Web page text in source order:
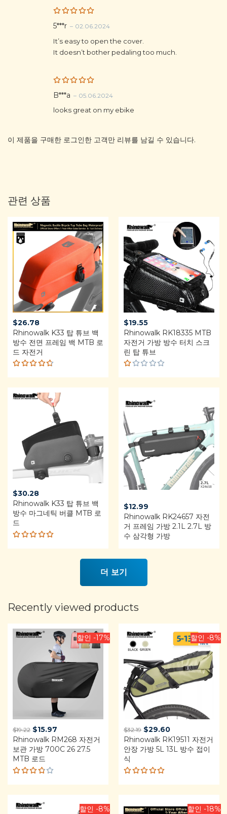
Rated5
5***r – 02.06.2024
It’s easy to open the cover.
It doesn’t bother pedaling too much.
Rated5
B***a – 05.06.2024
looks great on my ebike
이 제품을 구매한 로그인한 고객만 리뷰를 남길 수 있습니다.
관련 상품
$26.78
Rhinowalk K33 탑 튜브 백
방수 전면 프레임 백 MTB 로
드 자전거
Rated
4.64
out of 5
$19.55
Rhinowalk RK18335 MTB
자전거 가방 방수 터치 스크
린 탑 튜브
R
a
e
d
1.
0
0
o
u
t
o
f
5
$30.28
Rhinowalk K33 탑 튜브 백
방수 마그네틱 버클 MTB 로
드
Rated
$12.99
Rhinowalk RK24657 자전
거 프레임 가방 2.1L 2.7L 방
수 삼각형 가방
더 보기
Recently viewed products
할인 -17%
$19.22 Original
price
was:
$19.22.
$15.97
price
is:
Rhinowalk RM268 자전거
보관 가방 700C 26 27.5
MTB 로드
Rated
3.75
out of
5
할인 -8%
$32.19 Original
price
was:
$29.60Current
price
is:
Rhinowalk RK19511 자전거
안장 가방 5L 13L 방수 접이
식
Rated
4.92out
할인 -8% 할인 -18%